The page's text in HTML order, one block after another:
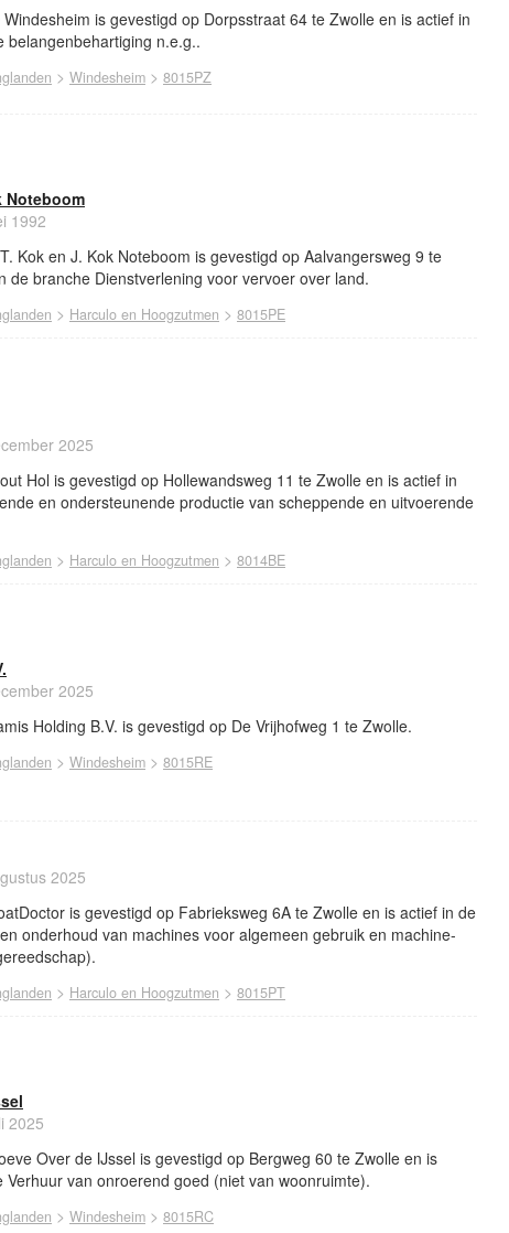
is gevestigd op Dorpsstraat 64 te Zwolle en is actief in
belangenbehartiging n.e.g..
> Windesheim > 8015PZ
Noteboom
1992
Kok en J. Kok Noteboom is gevestigd op Aalvangersweg 9 te
de branche Dienstverlening voor vervoer over land.
> Harculo en Hoogzutmen > 8015PE
2025
Hol is gevestigd op Hollewandsweg 11 te Zwolle en is actief in
en ondersteunende productie van scheppende en uitvoerende
> Harculo en Hoogzutmen > 8014BE
2025
Holding B.V. is gevestigd op De Vrijhofweg 1 te Zwolle.
> Windesheim > 8015RE
2025
is gevestigd op Fabrieksweg 6A te Zwolle en is actief in de
onderhoud van machines voor algemeen gebruik en machine-
> Harculo en Hoogzutmen > 8015PT
2025
Over de IJssel is gevestigd op Bergweg 60 te Zwolle en is
Verhuur van onroerend goed (niet van woonruimte).
> Windesheim > 8015RC